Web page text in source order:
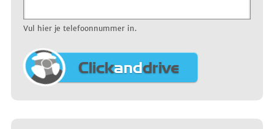
Vul hier je telefoonnummer in.
Clickanddrive